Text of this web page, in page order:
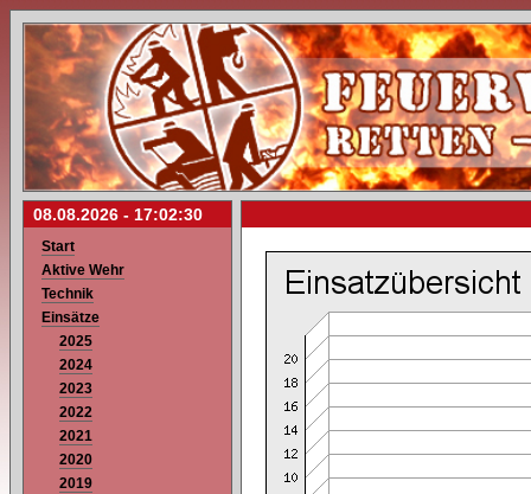
08.08.2026 - 17:02:30
Start
Aktive Wehr
Technik
Einsätze
2025
2024
2023
2022
2021
2020
2019